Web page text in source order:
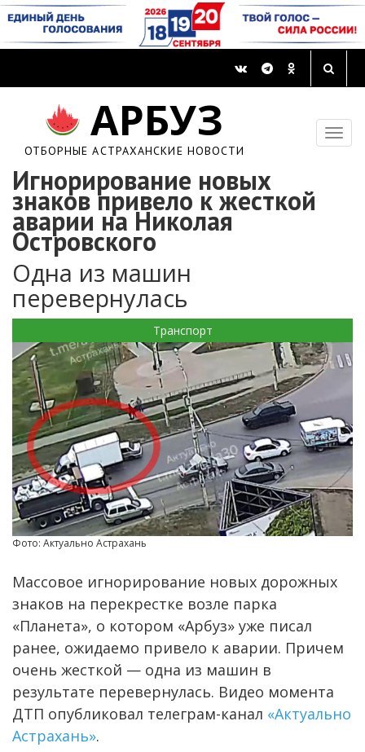
АРБУЗ
ОТБОРНЫЕ АСТРАХАНСКИЕ НОВОСТИ
Игнорирование новых
знаков привело к жесткой
аварии на Николая
Островского
Одна из машин
перевернулась
Транспорт
Фото: Актуально Астрахань
Массовое игнорирование новых дорожных
знаков на перекрестке возле парка
«Планета», о котором «Арбуз» уже писал
ранее, ожидаемо привело к аварии. Причем
очень жесткой — одна из машин в
результате перевернулась. Видео момента
ДТП опубликовал телеграм-канал «Актуально
Астрахань».